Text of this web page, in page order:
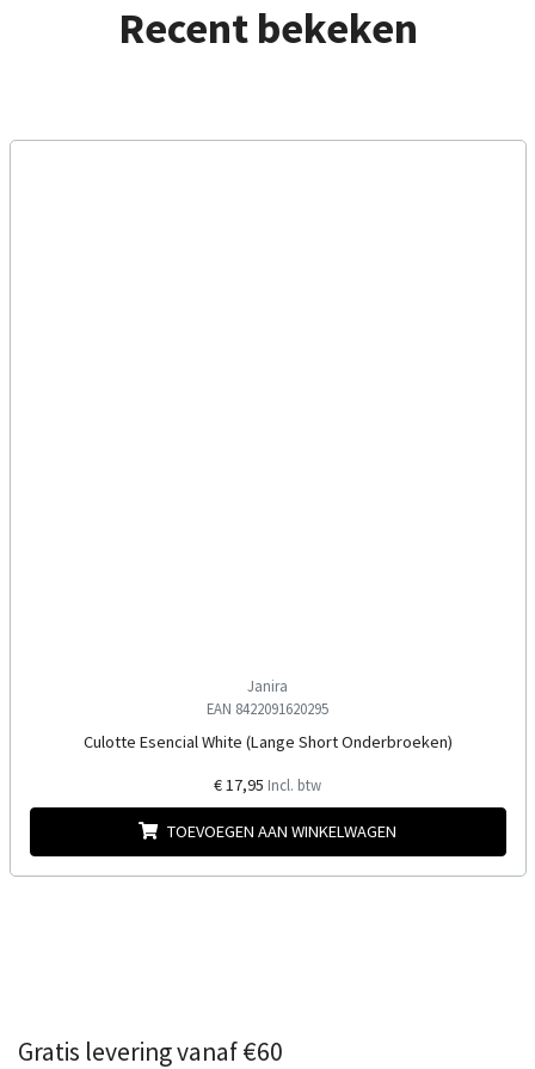
Recent bekeken
Janira
EAN 8422091620295
Culotte Esencial White (Lange Short Onderbroeken)
€ 17,95 Incl. btw
TOEVOEGEN AAN WINKELWAGEN
Gratis levering vanaf €60